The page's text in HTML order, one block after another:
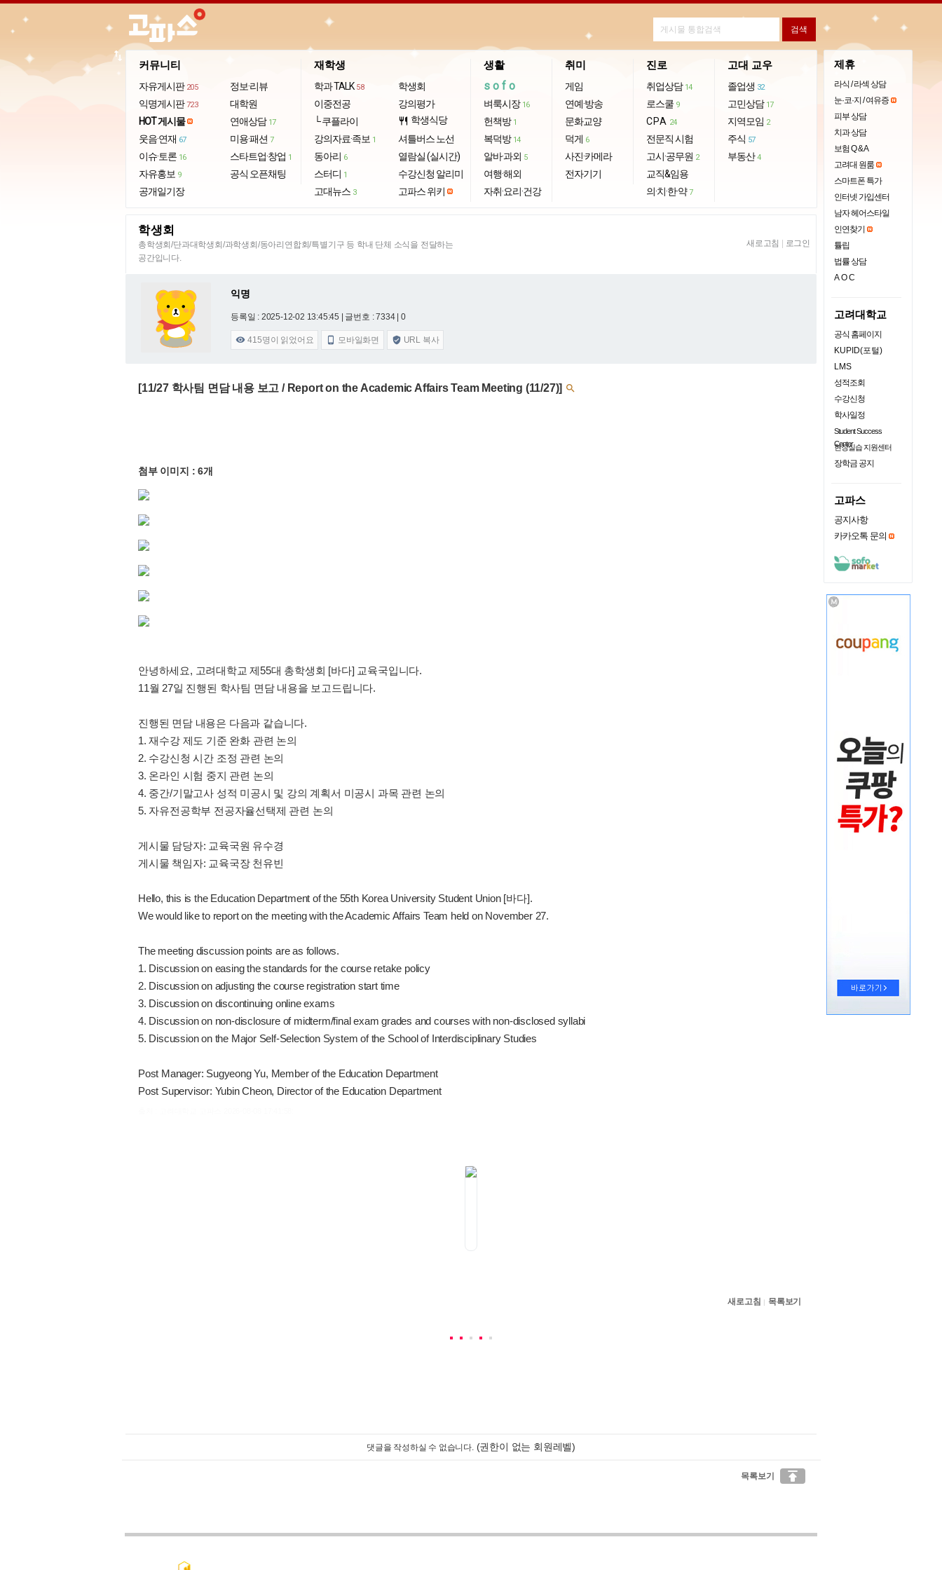
커뮤니티
자유게시판 205
익명게시판 723
HOT 게시물
웃음·연재 67
이슈·토론 16
자유홍보 9
공개일기장
정보·리뷰
대학원
연애상담 17
미용·패션 7
스타트업·창업 1
공식 오픈채팅
재학생
학과 TALK 58
이중전공
└ 쿠플라이
강의자료·족보 1
동아리 6
스터디 1
고대뉴스 3
학생회
강의평가
restaurant 학생식당
셔틀버스 노선
열람실 (실시간)
수강신청 알리미
고파스 위키
생활
sofo
벼룩시장 16
헌책방 1
복덕방 14
알바·과외 5
여행·해외
자취·요리·건강
취미
게임
연예·방송
문화교양
덕게 6
사진·카메라
전자기기
진로
취업상담 14
로스쿨 9
CPA 24
전문직 시험
고시·공무원 2
교직&임용
의·치·한·약 7
고대 교우
졸업생 32
고민상담 17
지역모임 2
주식 57
부동산 4
import_export
학생회
총학생회/단과대학생회/과학생회/동아리연합회/특별기구 등 학내 단체 소식을 전달하는
공간입니다.
새로고침 로그인
익명
등록일 : 2025-12-02 13:45:45 | 글번호 : 7334 | 0
 415명이 읽었어요  모바일화면  URL 복사
[11/27 학사팀 면담 내용 보고 / Report on the Academic Affairs Team Meeting (11/27)] 
첨부 이미지 : 6개
안녕하세요, 고려대학교 제55대 총학생회 [바다] 교육국입니다.
11월 27일 진행된 학사팀 면담 내용을 보고드립니다.
진행된 면담 내용은 다음과 같습니다.
1. 재수강 제도 기준 완화 관련 논의
2. 수강신청 시간 조정 관련 논의
3. 온라인 시험 중지 관련 논의
4. 중간/기말고사 성적 미공시 및 강의 계획서 미공시 과목 관련 논의
5. 자유전공학부 전공자율선택제 관련 논의
게시물 담당자: 교육국원 유수경
게시물 책임자: 교육국장 천유빈
Hello, this is the Education Department of the 55th Korea University Student Union [바다].
We would like to report on the meeting with the Academic Affairs Team held on November 27.
The meeting discussion points are as follows.
1. Discussion on easing the standards for the course retake policy
2. Discussion on adjusting the course registration start time
3. Discussion on discontinuing online exams
4. Discussion on non-disclosure of midterm/final exam grades and courses with non-disclosed syllabi
5. Discussion on the Major Self-Selection System of the School of Interdisciplinary Studies
Post Manager: Sugyeong Yu, Member of the Education Department
Post Supervisor: Yubin Cheon, Director of the Education Department
새로고침 | 목록보기
댓글을 작성하실 수 없습니다. (권한이 없는 회원레벨)
목록보기 
제휴
라식 / 라섹 상담
눈·코·지 / 여유증
피부 상담
치과 상담
보험 Q & A
고려대 원룸
스마트폰 특가
인터넷 가입센터
남자 헤어스타일
인연찾기
튤립
법률 상담
AOC
고려대학교
공식 홈페이지
KUPID(포털)
LMS
성적조회
수강신청
학사일정
Student Success
Center
현장실습 지원센터
장학금 공지
고파스
공지사항
카카오톡 문의